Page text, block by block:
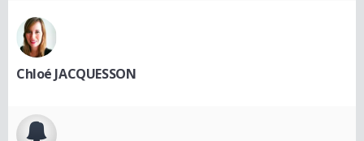
Chloé JACQUESSON